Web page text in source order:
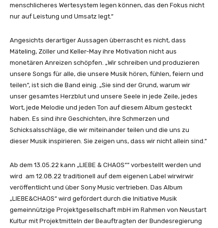
menschlicheres Wertesystem legen können, das den Fokus nicht
nur auf Leistung und Umsatz legt.“
Angesichts derartiger Aussagen überrascht es nicht, dass
Mäteling, Zöller und Keller-May ihre Motivation nicht aus
monetären Anreizen schöpfen. „Wir schreiben und produzieren
unsere Songs für alle, die unsere Musik hören, fühlen, feiern und
teilen“, ist sich die Band einig. „Sie sind der Grund, warum wir
unser gesamtes Herzblut und unsere Seele in jede Zeile, jedes
Wort, jede Melodie und jeden Ton auf diesem Album gesteckt
haben. Es sind ihre Geschichten, ihre Schmerzen und
Schicksalsschläge, die wir miteinander teilen und die uns zu
dieser Musik inspirieren. Sie zeigen uns, dass wir nicht allein sind.“
Ab dem 13.05.22 kann „LIEBE & CHAOS““ vorbestellt werden und
wird am 12.08.22 traditionell auf dem eigenen Label wirwirwir
veröffentlicht und über Sony Music vertrieben. Das Album
„LIEBE&CHAOS“ wird gefördert durch die Initiative Musik
gemeinnützige Projektgesellschaft mbH im Rahmen von Neustart
Kultur mit Projektmitteln der Beauftragten der Bundesregierung